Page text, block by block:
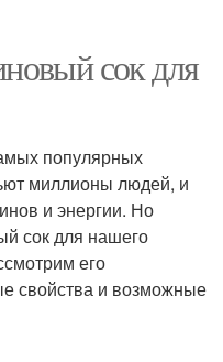
сок для
популярных
миллионы людей, и
и энергии. Но
сок для нашего
его
свойства и возможные